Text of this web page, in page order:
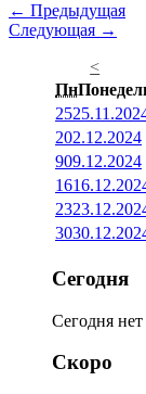
← Предыдущая
Следующая →
<
Пн
25
202.12.2024
909.12.2024
16
23
30
Сегодня
Сегодня
Скоро